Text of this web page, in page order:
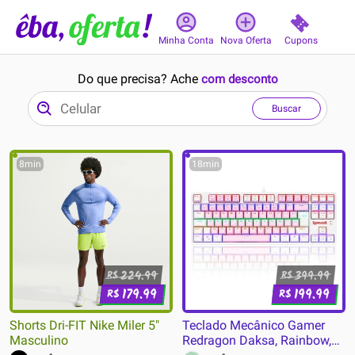
Minha Conta Nova Oferta Cupons
Do que precisa? Ache com desconto
Buscar
8min
R$224.99
R$179.99
Shorts Dri-FIT Nike Miler 5"
Masculino
18min
R$399.99
R$199.99
Teclado Mecânico Gamer
Redragon Daksa, Rainbow,